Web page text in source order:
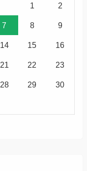
1 2
7 8 9
14 15 16
21 22 23
28 29 30